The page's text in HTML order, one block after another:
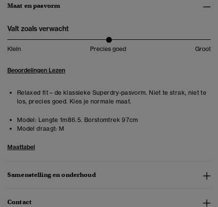
Maat en pasvorm
Valt zoals verwacht
Klein Precies goed Groot
Beoordelingen Lezen
Relaxed fit – de klassieke Superdry-pasvorm. Niet te strak, niet te
los, precies goed. Kies je normale maat.
Model: Lengte 1m86.5. Borstomtrek 97cm
Model draagt: M
Maattabel
Samenstelling en onderhoud
Contact